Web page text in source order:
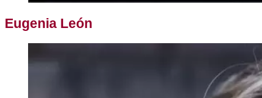
Eugenia León